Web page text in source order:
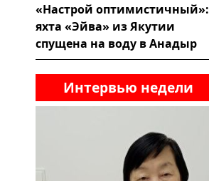
«Настрой оптимистичный»:
яхта «Эйва» из Якутии
спущена на воду в Анадыр
Интервью недели